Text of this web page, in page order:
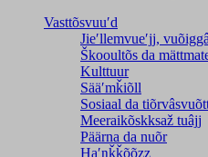
Vasttõsvuuʹd
Jieʹllemvueʹjj,
Škooultõs da
Kulttuur
Sääʹmǩiõll
Sosiaal da
Meeraikõskksaž tuâjj
Päärna da nuõr
Haʹŋǩǩõõzz